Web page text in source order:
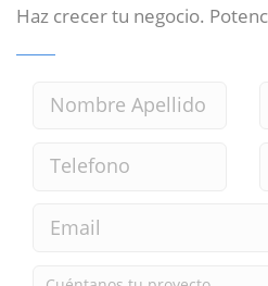
Haz crecer tu negocio.